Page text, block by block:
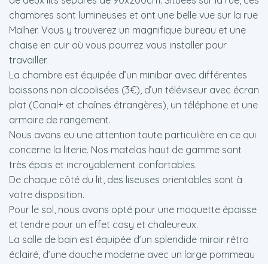
chambres sont lumineuses et ont une belle vue sur la rue
Malher. Vous y trouverez un magnifique bureau et une
chaise en cuir où vous pourrez vous installer pour
travailler.
La chambre est équipée d’un minibar avec différentes
boissons non alcoolisées (3€), d’un téléviseur avec écran
plat (Canal+ et chaînes étrangères), un téléphone et une
armoire de rangement.
Nous avons eu une attention toute particulière en ce qui
concerne la literie. Nos matelas haut de gamme sont
très épais et incroyablement confortables.
De chaque côté du lit, des liseuses orientables sont à
votre disposition.
Pour le sol, nous avons opté pour une moquette épaisse
et tendre pour un effet cosy et chaleureux.
La salle de bain est équipée d’un splendide miroir rétro
éclairé, d’une douche moderne avec un large pommeau